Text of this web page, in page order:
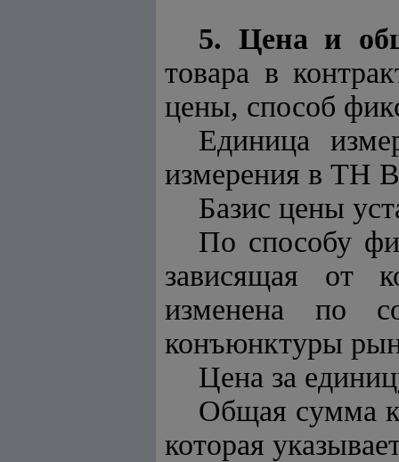
5. Цена и
товара в
цены, способ
Единица
измерения в ТН
Базис цены
По способу
зависящая от
изменена по
конъюнктуры
Цена за
Общая сумма
которая